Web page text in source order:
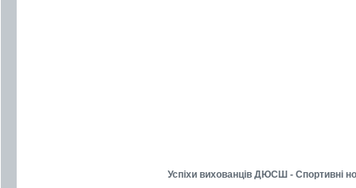
Успіхи вихованців ДЮСШ - Спортивні